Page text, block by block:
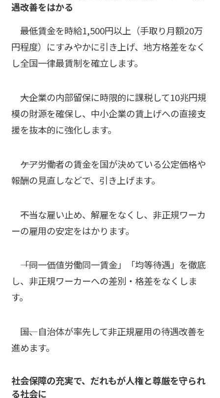
遇改善をはかる
――最低賃金を時給1,500円以上（手取り月額20万
円程度）にすみやかに引き上げ、地方格差をなく
し全国一律最賃制を確立します。
――大企業の内部留保に時限的に課税して10兆円規
模の財源を確保し、中小企業の賃上げへの直接支
援を抜本的に強化します。
――ケア労働者の賃金を国が決めている公定価格や
報酬の見直しなどで、引き上げます。
――不当な雇い止め、解雇をなくし、非正規ワーカ
ーの雇用の安定をはかります。
――「同一価値労働同一賃金」「均等待遇」を徹底
し、非正規ワーカーへの差別・格差をなくしま
す。
――国、自治体が率先して非正規雇用の待遇改善を
進めます。
社会保障の充実で、だれもが人権と尊厳を守られ
る社会に